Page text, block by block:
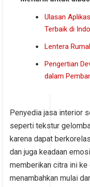
Ulasan
Terbaik di
Lentera
Pengertian
dalam
Penyedia jasa interior
seperti tekstur
karena dapat
dan juga keadaan
memberikan citra ini
menambahkan mulai